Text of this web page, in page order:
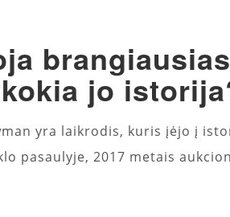
jo
yra laikrodis, kuris įėjo į
pasaulyje, 2017 metais